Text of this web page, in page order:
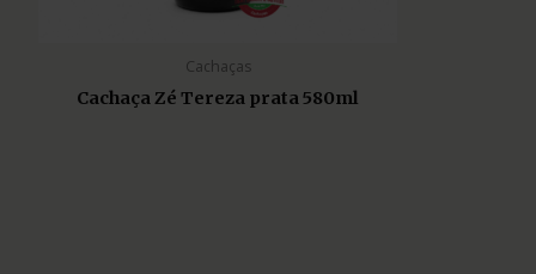
Cachaças
Cachaça Zé Tereza prata 580ml